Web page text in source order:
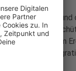
zur Hölle 2.0"
des
Konzerte: am
un de Gäng -